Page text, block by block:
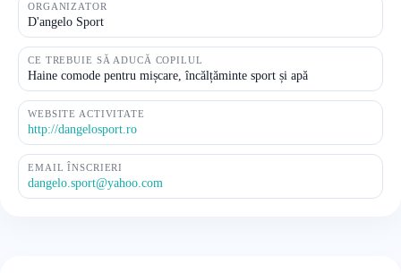
ORGANIZATOR
D'angelo Sport
CE TREBUIE SĂ ADUCĂ COPILUL
Haine comode pentru mișcare, încălțăminte sport și apă
WEBSITE ACTIVITATE
http://dangelosport.ro
EMAIL ÎNSCRIERI
dangelo.sport@yahoo.com